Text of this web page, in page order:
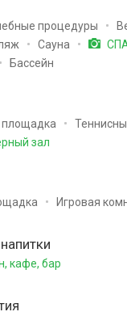
процедуры
Сауна
Бассейн
площадка
зал
Игровая
кафе, бар